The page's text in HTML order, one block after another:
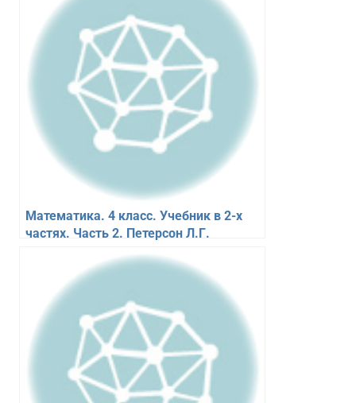
Математика. 4 класс. Учебник в 2-х
частях. Часть 2. Петерсон Л.Г.